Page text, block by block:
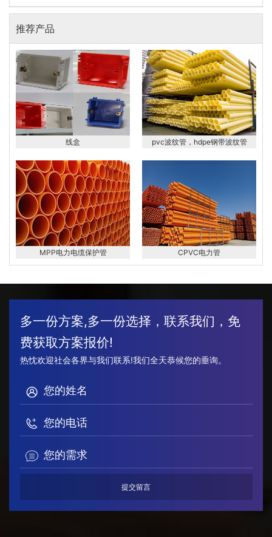
推荐产品
线盒 pvc波纹管，hdpe钢带波纹管
MPP电力电缆保护管 CPVC电力管
多一份方案,多一份选择，联系我们，免
费获取方案报价!
热忱欢迎社会各界与我们联系!我们全天恭候您的垂询。